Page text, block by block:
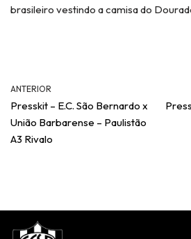
brasileiro vestindo a camisa do
ANTERIOR
Presskit – E.C. São Bernardo x
União Barbarense – Paulistão
A3 Rivalo